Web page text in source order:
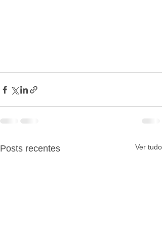
Posts recentes Ver tudo